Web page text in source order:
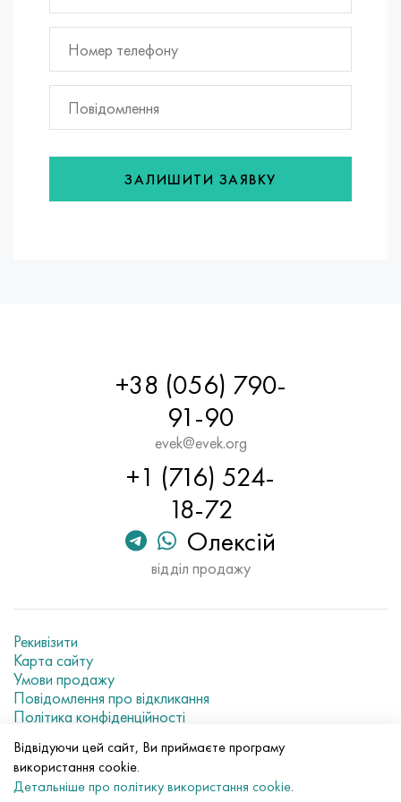
ЗАЛИШИТИ ЗАЯВКУ
+38 (056) 790-
91-90
evek@evek.org
+1 (716) 524-
18-72
Олексій
відділ продажу
Рекивізити
Карта сайту
Умови продажу
Повідомлення про відкликання
Політика конфіденційності
© 2007–2026 «Evek GmbH»
Використання матеріалів сайту без прямого посилання
Відвідуючи цей сайт, Ви приймаєте програму
використання cookie.
Детальніше про політику використання cookie.